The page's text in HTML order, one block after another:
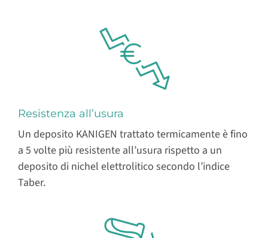
Resistenza all’usura
Un deposito KANIGEN trattato termicamente è fino
a 5 volte più resistente all’usura rispetto a un
deposito di nichel elettrolitico secondo l’indice
Taber.